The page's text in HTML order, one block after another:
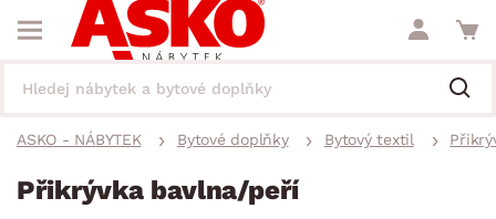
ASKO - NÁBYTEK Bytové doplňky Bytový textil
Přikrývka bavlna/peří